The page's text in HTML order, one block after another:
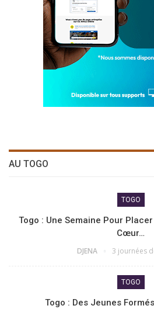
AU TOGO
TOGO
Togo : Une Semaine Pour
Cœur…
DJENA 3 journées
TOGO
Togo : Des Jeunes